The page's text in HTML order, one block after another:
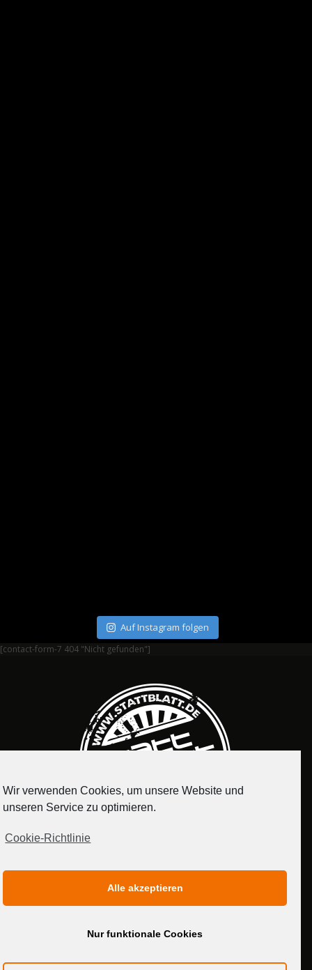
Auf Instagram folgen
[contact-form-7 404 "Nicht gefunden"]
MEDIADATEN
Wir verwenden Cookies, um unsere Website und
unseren Service zu optimieren.
Cookie-Richtlinie
Alle akzeptieren
Nur funktionale Cookies